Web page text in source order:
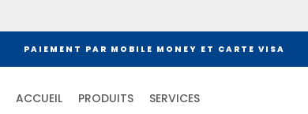
PAIEMENT PAR MOBILE MONEY ET CARTE VISA
ACCUEIL PRODUITS SERVICES